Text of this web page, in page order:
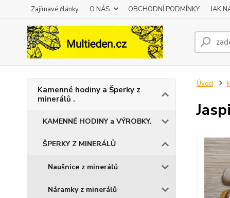
Zajímavé články O NÁS OBCHODNÍ PODMÍNKY JAK
Kamenné hodiny a Šperky z
minerálů .
KAMENNÉ HODINY a VÝROBKY.
ŠPERKY Z MINERÁLŮ
Naušnice z minerálů
Náramky z minerálů
Úvod